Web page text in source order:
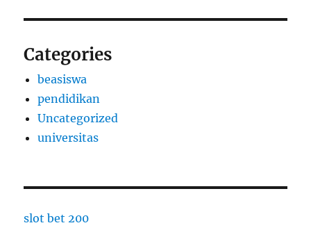
Categories
beasiswa
pendidikan
Uncategorized
universitas
slot bet 200